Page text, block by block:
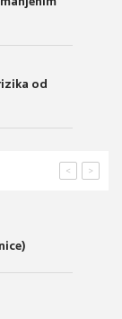
od
>
<